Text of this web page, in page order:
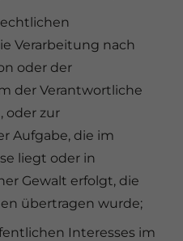
Verarbeitung nach
oder der
der Verantwortliche
oder zur
Aufgabe, die im
liegt oder in
Gewalt erfolgt, die
übertragen wurde;
Interesses im